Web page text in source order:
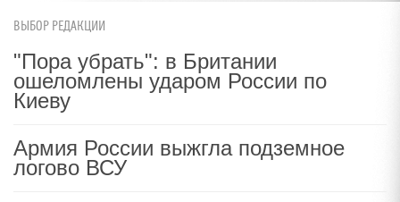
ВЫБОР РЕДАКЦИИ
"Пора убрать": в Британии
ошеломлены ударом России по
Киеву
Армия России выжгла подземное
логово ВСУ